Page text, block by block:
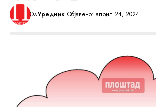
ОдУредник Објавено: април 24, 2024